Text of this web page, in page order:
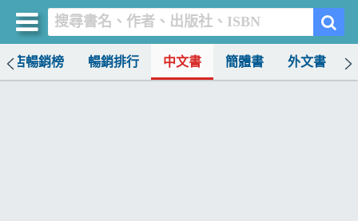
書店暢銷榜 暢銷排行 中文書 簡體書 外文書
買書網